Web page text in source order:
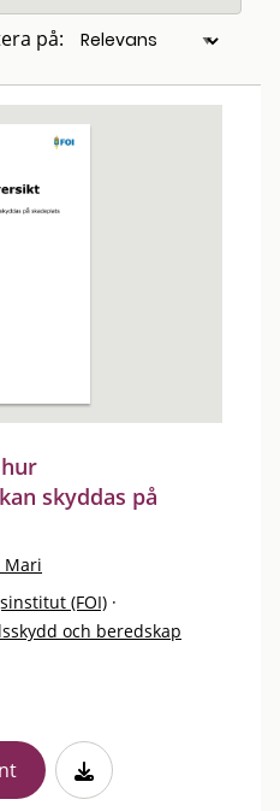
på:
skyddas på
Mari
(FOI) ·
och beredskap